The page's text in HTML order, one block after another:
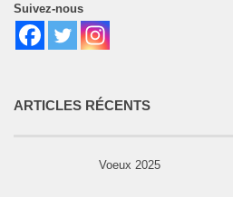
Suivez-nous
ARTICLES RÉCENTS
Voeux 2025